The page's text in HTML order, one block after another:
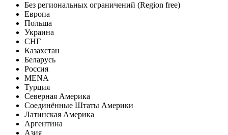
Без региональных ограничений (Region free)
Европа
Польша
Украина
СНГ
Казахстан
Беларусь
Россия
MENA
Турция
Северная Америка
Соединённые Штаты Америки
Латинская Америка
Аргентина
Азия